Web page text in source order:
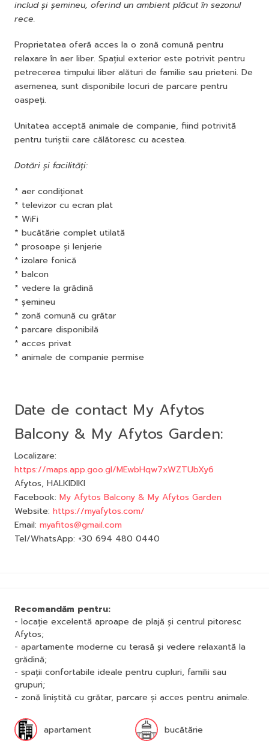
includ și șemineu, oferind un ambient plăcut în sezonul
rece.
Proprietatea oferă acces la o zonă comună pentru
relaxare în aer liber. Spațiul exterior este potrivit pentru
petrecerea timpului liber alături de familie sau prieteni. De
asemenea, sunt disponibile locuri de parcare pentru
oaspeți.
Unitatea acceptă animale de companie, fiind potrivită
pentru turiștii care călătoresc cu acestea.
Dotări și facilități:
* aer condiționat
* televizor cu ecran plat
* WiFi
* bucătărie complet utilată
* prosoape și lenjerie
* izolare fonică
* balcon
* vedere la grădină
* șemineu
* zonă comună cu grătar
* parcare disponibilă
* acces privat
* animale de companie permise
Date de contact My Afytos
Balcony & My Afytos Garden:
Localizare:
https://maps.app.goo.gl/MEwbHqw7xWZTUbXy6
Afytos, HALKIDIKI
Facebook: My Afytos Balcony & My Afytos Garden
Website: https://myafytos.com/
Email: myafitos@gmail.com
Tel/WhatsApp: +30 694 480 0440
Recomandăm pentru:
- locație excelentă aproape de plajă și centrul pitoresc
Afytos;
- apartamente moderne cu terasă și vedere relaxantă la
grădină;
- spații confortabile ideale pentru cupluri, familii sau
grupuri;
- zonă liniștită cu grătar, parcare și acces pentru animale.
apartament bucătărie